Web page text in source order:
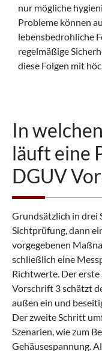
nur mögliche
Probleme können
lebensbedrohliche
regelmäßige
diese Folgen mit
In
läuft eine
DGUV
Grundsätzlich in drei
Sichtprüfung, dann
vorgegebenen
schließlich eine
Richtwerte. Der
Vorschrift 3 schätzt
außen ein und
Der zweite Schritt
Szenarien, wie zum
Gehäusespannung.